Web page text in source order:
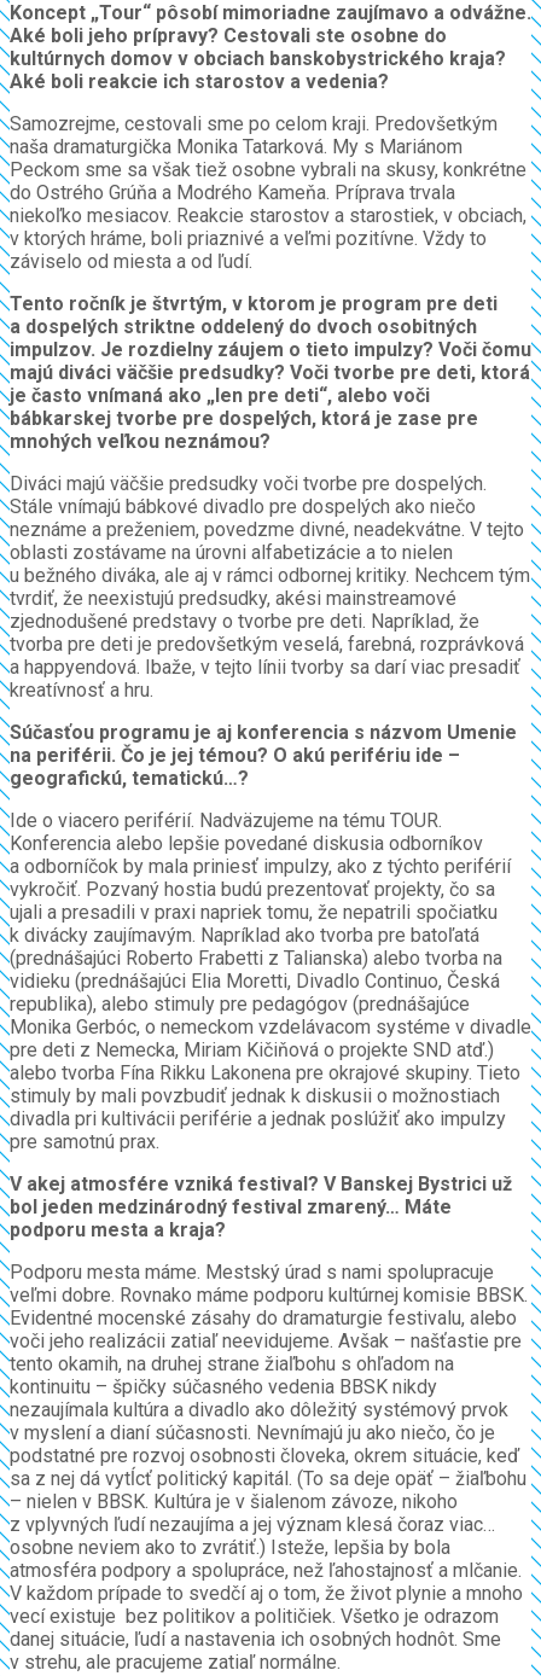
Koncept „Tour“ pôsobí mimoriadne zaujímavo a odvážne.
Aké boli jeho prípravy? Cestovali ste osobne do
kultúrnych domov v obciach banskobystrického kraja?
Aké boli reakcie ich starostov a vedenia?
Samozrejme, cestovali sme po celom kraji. Predovšetkým
naša dramaturgička Monika Tatarková. My s Mariánom
Peckom sme sa však tiež osobne vybrali na skusy, konkrétne
do Ostrého Grúňa a Modrého Kameňa. Príprava trvala
niekoľko mesiacov. Reakcie starostov a starostiek, v obciach,
v ktorých hráme, boli priaznivé a veľmi pozitívne. Vždy to
záviselo od miesta a od ľudí.
Tento ročník je štvrtým, v ktorom je program pre deti
a dospelých striktne oddelený do dvoch osobitných
impulzov. Je rozdielny záujem o tieto impulzy? Voči čomu
majú diváci väčšie predsudky? Voči tvorbe pre deti, ktorá
je často vnímaná ako „len pre deti“, alebo voči
bábkarskej tvorbe pre dospelých, ktorá je zase pre
mnohých veľkou neznámou?
Diváci majú väčšie predsudky voči tvorbe pre dospelých.
Stále vnímajú bábkové divadlo pre dospelých ako niečo
neznáme a preženiem, povedzme divné, neadekvátne. V tejto
oblasti zostávame na úrovni alfabetizácie a to nielen
u bežného diváka, ale aj v rámci odbornej kritiky. Nechcem tým
tvrdiť, že neexistujú predsudky, akési mainstreamové
zjednodušené predstavy o tvorbe pre deti. Napríklad, že
tvorba pre deti je predovšetkým veselá, farebná, rozprávková
a happyendová. Ibaže, v tejto línii tvorby sa darí viac presadiť
kreatívnosť a hru.
Súčasťou programu je aj konferencia s názvom Umenie
na periférii. Čo je jej témou? O akú perifériu ide –
geografickú, tematickú…?
Ide o viacero periférií. Nadväzujeme na tému TOUR.
Konferencia alebo lepšie povedané diskusia odborníkov
a odborníčok by mala priniesť impulzy, ako z týchto periférií
vykročiť. Pozvaný hostia budú prezentovať projekty, čo sa
ujali a presadili v praxi napriek tomu, že nepatrili spočiatku
k divácky zaujímavým. Napríklad ako tvorba pre batoľatá
(prednášajúci Roberto Frabetti z Talianska) alebo tvorba na
vidieku (prednášajúci Elia Moretti, Divadlo Continuo, Česká
republika), alebo stimuly pre pedagógov (prednášajúce
Monika Gerbóc, o nemeckom vzdelávacom systéme v divadle
pre deti z Nemecka, Miriam Kičiňová o projekte SND atď.)
alebo tvorba Fína Rikku Lakonena pre okrajové skupiny. Tieto
stimuly by mali povzbudiť jednak k diskusii o možnostiach
divadla pri kultivácii periférie a jednak poslúžiť ako impulzy
pre samotnú prax.
V akej atmosfére vzniká festival? V Banskej Bystrici už
bol jeden medzinárodný festival zmarený… Máte
podporu mesta a kraja?
Podporu mesta máme. Mestský úrad s nami spolupracuje
veľmi dobre. Rovnako máme podporu kultúrnej komisie BBSK.
Evidentné mocenské zásahy do dramaturgie festivalu, alebo
voči jeho realizácii zatiaľ neevidujeme. Avšak – našťastie pre
tento okamih, na druhej strane žiaľbohu s ohľadom na
kontinuitu – špičky súčasného vedenia BBSK nikdy
nezaujímala kultúra a divadlo ako dôležitý systémový prvok
v myslení a dianí súčasnosti. Nevnímajú ju ako niečo, čo je
podstatné pre rozvoj osobnosti človeka, okrem situácie, keď
sa z nej dá vytĺcť politický kapitál. (To sa deje opäť – žiaľbohu
– nielen v BBSK. Kultúra je v šialenom závoze, nikoho
z vplyvných ľudí nezaujíma a jej význam klesá čoraz viac…
osobne neviem ako to zvrátiť.) Isteže, lepšia by bola
atmosféra podpory a spolupráce, než ľahostajnosť a mlčanie.
V každom prípade to svedčí aj o tom, že život plynie a mnoho
vecí existuje bez politikov a političiek. Všetko je odrazom
danej situácie, ľudí a nastavenia ich osobných hodnôt. Sme
v strehu, ale pracujeme zatiaľ normálne.